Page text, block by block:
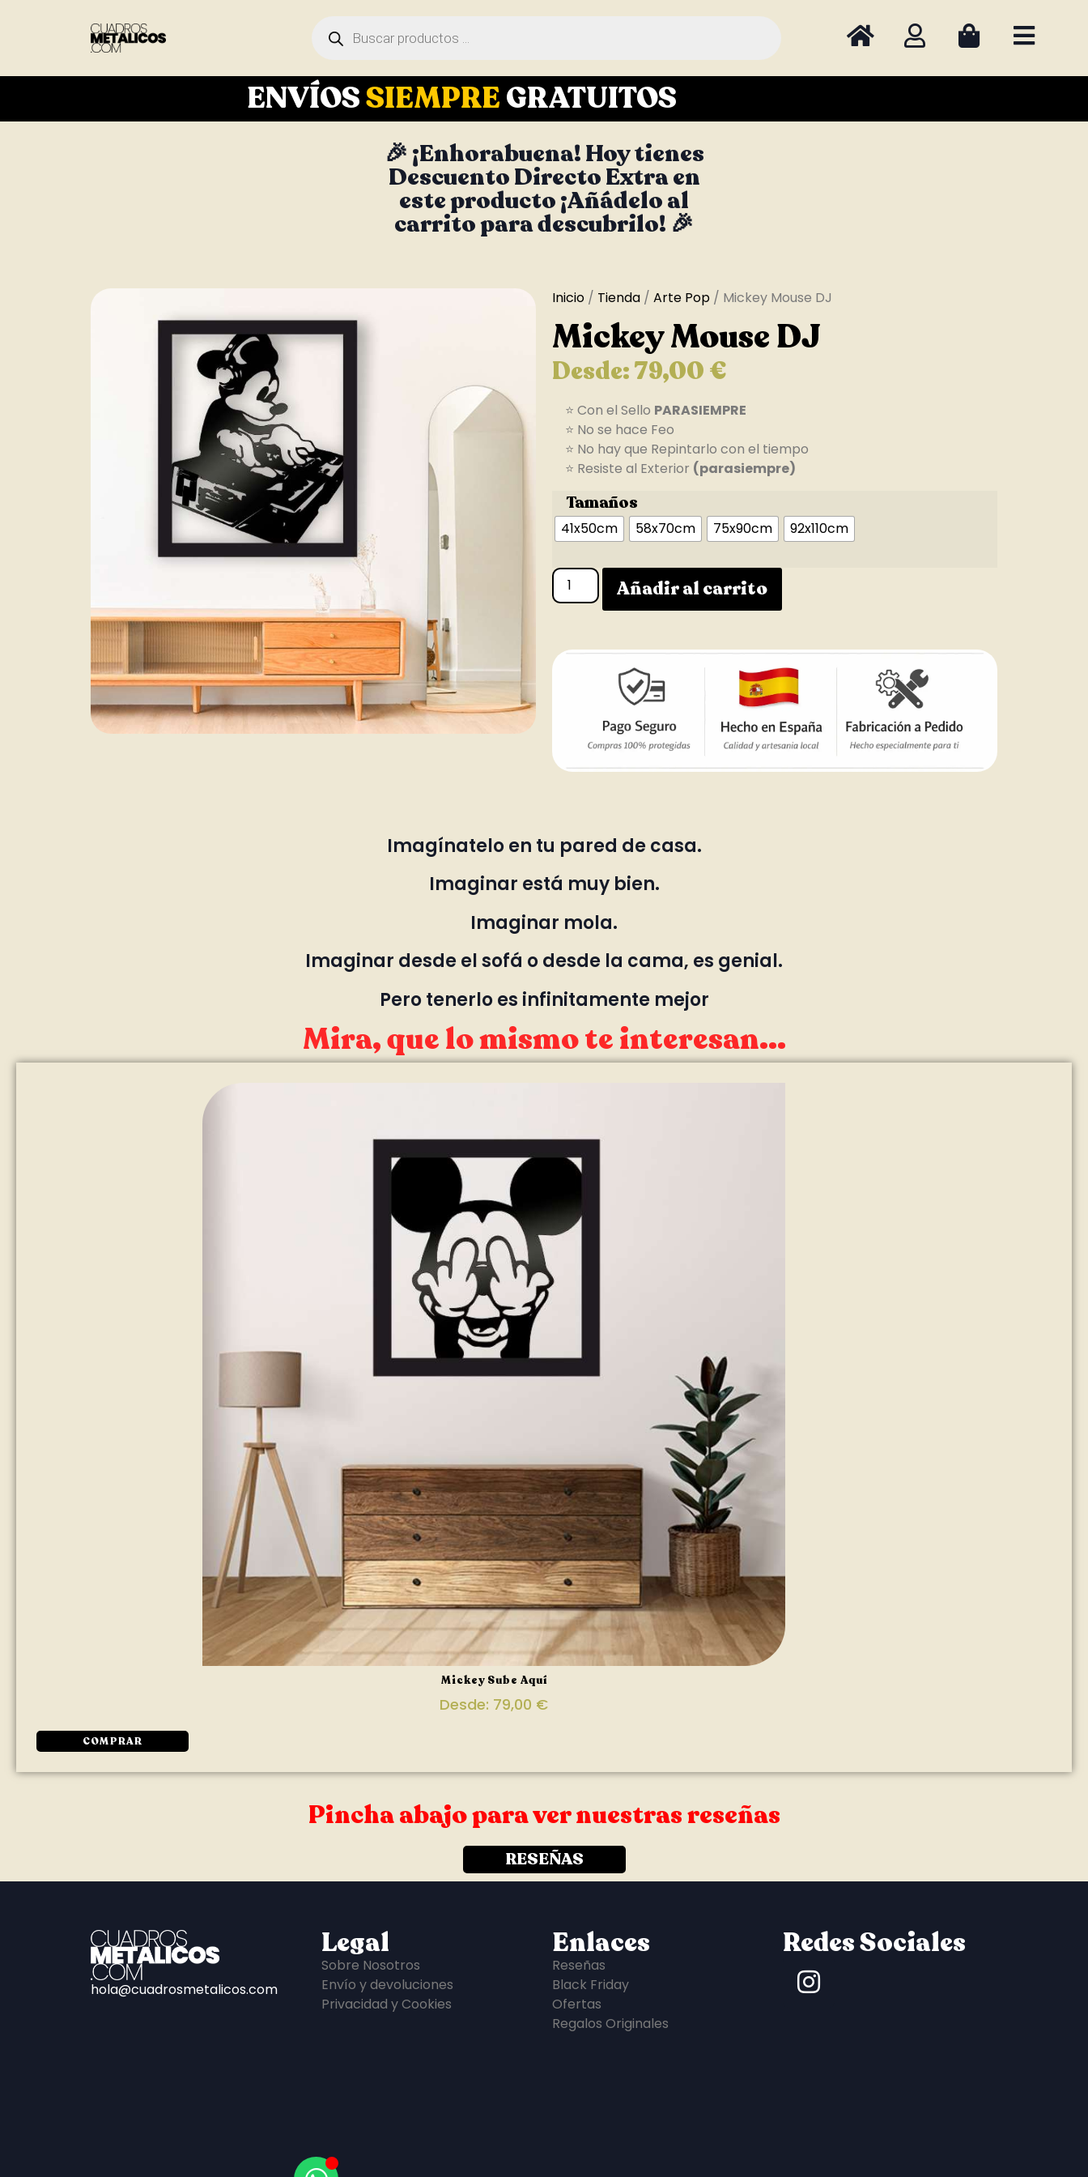
ENVÍOSSIEMPREGRATUITOS
🎉 ¡Enhorabuena! Hoy tienes
Descuento Directo Extra en
este producto ¡Añádelo al
carrito para descubrilo! 🎉
Inicio / Tienda / Arte Pop / Mickey Mouse DJ
Mickey Mouse DJ
Desde:79,00€
⭐ Con el Sello PARASIEMPRE
⭐ No se hace Feo
⭐ No hay que Repintarlo con el tiempo
⭐ Resiste al Exterior (parasiempre)
Tamaños
41x50cm 58x70cm 75x90cm 92x110cm
Añadir al carrito
Imagínatelo en tu pared de casa.
Imaginar está muy bien.
Imaginar mola.
Imaginar desde el sofá o desde la cama, es genial.
Pero tenerlo es infinitamente mejor
Mira, que lo mismo te interesan...
Mickey Sube Aquí
Desde: 79,00 €
COMPRAR
Pincha abajo para ver nuestras reseñas
RESEÑAS
hola@cuadrosmetalicos.com
Legal
Sobre Nosotros
Envío y devoluciones
Privacidad y Cookies
Enlaces
Reseñas
Black Friday
Ofertas
Regalos Originales
Redes Sociales